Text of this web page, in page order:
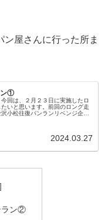
屋さんに行った所ま
ン①
回は、２月２３日に実施したロ
いと思います。前回のロング走
小松往復パンランリベンジ企画
2024.03.27
ラン②